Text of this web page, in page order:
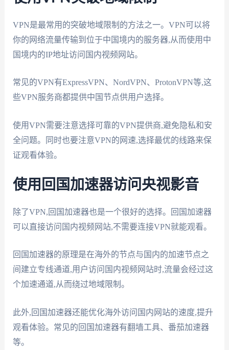
VPN是最常用的突破地域限制的方法之一。VPN可以将
你的网络流量传输到位于中国境内的服务器,从而使用中
国境内的IP地址访问国内视频网站。
常见的VPN有ExpressVPN、NordVPN、ProtonVPN等,这
些VPN服务商都提供中国节点供用户选择。
使用VPN需要注意选择可靠的VPN提供商,避免隐私和安
全问题。同时也要注意VPN的网速,选择最优的线路来保
证观看体验。
使用回国加速器访问央视影音
除了VPN,回国加速器也是一个很好的选择。回国加速器
可以直接访问国内视频网站,不需要连接VPN就能观看。
回国加速器的原理是在海外的节点与国内的加速节点之
间建立专线通道,用户访问国内视频网站时,流量会经过这
个加速通道,从而绕过地域限制。
此外,回国加速器还能优化海外访问国内网站的速度,提升
观看体验。常见的回国加速器有翻墙工具、番茄加速器
等。